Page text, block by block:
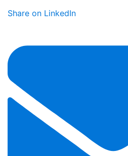
Share on LinkedIn